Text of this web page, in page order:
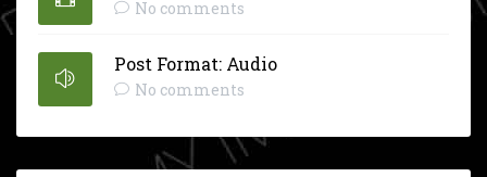
No comments
Post Format: Audio
No comments